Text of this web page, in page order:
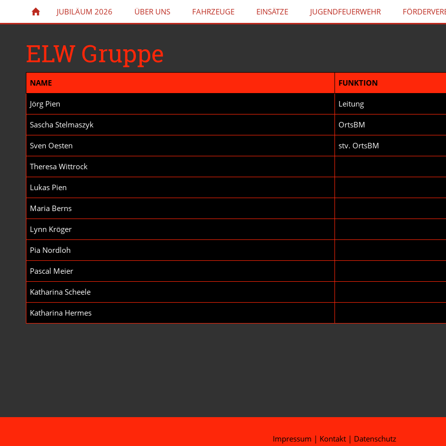
JUBILÄUM 2026 ÜBER UNS FAHRZEUGE EINSÄTZE JUGENDFEUERWEHR
ELW Gruppe
NAME FUNKTION
Jörg Pien Leitung
Sascha Stelmaszyk OrtsBM
Sven Oesten stv. OrtsBM
Theresa Wittrock
Lukas Pien
Maria Berns
Lynn Kröger
Pia Nordloh
Pascal Meier
Katharina Scheele
Katharina Hermes
Impressum | Kontakt | Datenschutz